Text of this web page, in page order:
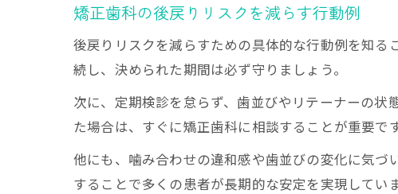
矯正歯科の後戻りリスクを減らす行動例
後戻りリスクを減らすための具体的な行動例を知
続し、決められた期間は必ず守りましょう。
次に、定期検診を怠らず、歯並びやリテーナーの
た場合は、すぐに矯正歯科に相談することが重要です
他にも、噛み合わせの違和感や歯並びの変化に気
することで多くの患者が長期的な安定を実現していま